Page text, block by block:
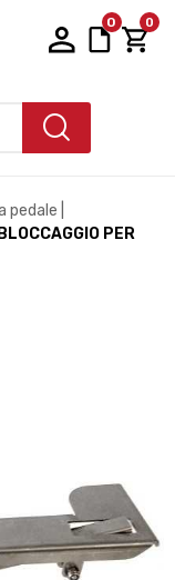
0 0
pedale
PER